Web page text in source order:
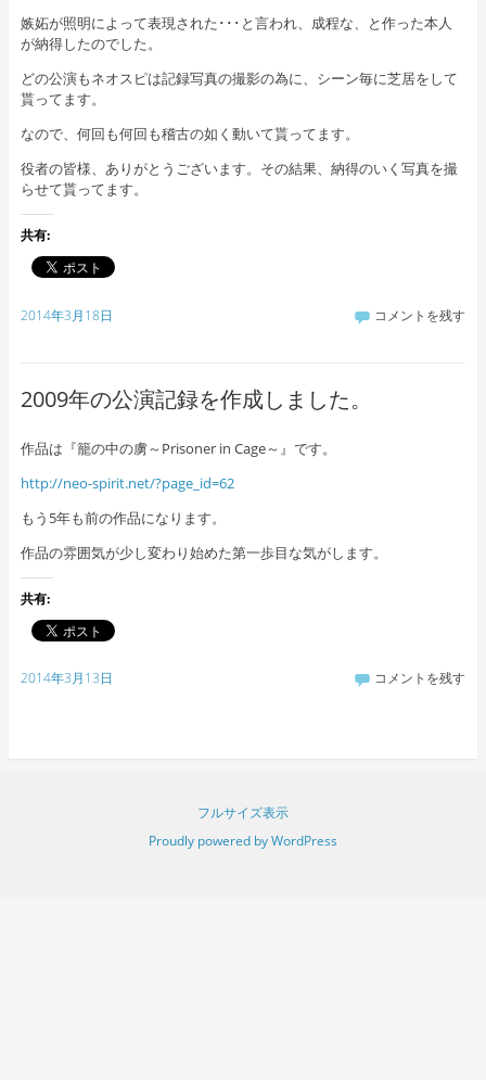
嫉妬が照明によって表現された･･･と言われ、成程な、と作った本人
が納得したのでした。
どの公演もネオスピは記録写真の撮影の為に、シーン毎に芝居をして
貰ってます。
なので、何回も何回も稽古の如く動いて貰ってます。
役者の皆様、ありがとうございます。その結果、納得のいく写真を撮
らせて貰ってます。
共有:
2014年3月18日 コメントを残す
2009年の公演記録を作成しました。
作品は『籠の中の虜～Prisoner in Cage～』です。
http://neo-spirit.net/?page_id=62
もう5年も前の作品になります。
作品の雰囲気が少し変わり始めた第一歩目な気がします。
共有:
2014年3月13日 コメントを残す
フルサイズ表示
Proudly powered by WordPress